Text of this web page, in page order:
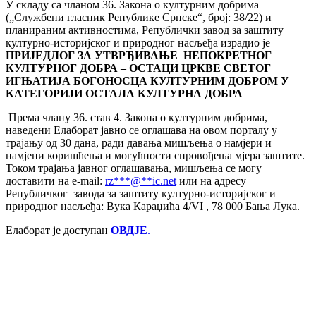
У складу са чланом 36. Закона о културним добрима
(„Службени гласник Републике Српске“, број: 38/22) и
планираним активностима, Републички завод за заштиту
културно-историјског и природног насљеђа израдио је
ПРИЈЕДЛОГ ЗА УТВРЂИВАЊЕ НЕПОКРЕТНОГ
КУЛТУРНОГ ДОБРА –ОСТАЦИ ЦРКВЕ СВЕТОГ
ИГЊАТИЈА БОГОНОСЦА КУЛТУРНИМ ДОБРОМ У
КАТЕГОРИЈИ ОСТАЛА КУЛТУРНА ДОБРА
Према члану 36. став 4. Закона о културним добрима,
наведени Елаборат јавно се оглашава на овом порталу у
трајању од 30 дана, ради давања мишљења о намјери и
намјени коришћења и могућности спровођења мјера заштите.
Током трајања јавног оглашавања, мишљења се могу
доставити на e-mail: rz***@**ic.net или на адресу
Републичког завода за заштиту културно-историјског и
природног насљеђа: Вука Караџића 4/VI , 78 000 Бања Лука.
Елаборат је доступан ОВДЈЕ.